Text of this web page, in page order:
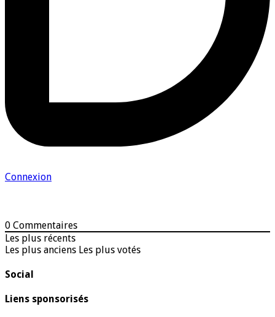
Connexion
0 Commentaires
Les plus récents
Les plus anciens Les plus votés
Social
Liens sponsorisés